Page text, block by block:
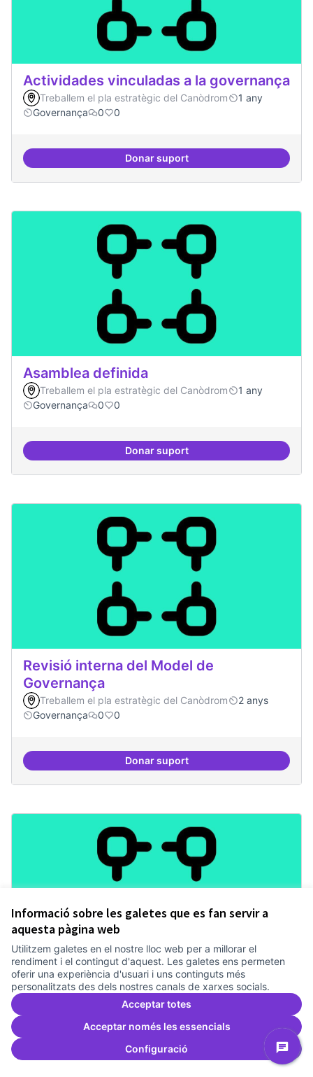
Informació sobre les galetes que es fan servir a
aquesta pàgina web
Utilitzem galetes en el nostre lloc web per a millorar el
rendiment i el contingut d'aquest. Les galetes ens permeten
oferir una experiència d'usuari i uns continguts més
personalitzats des dels nostres canals de xarxes socials.
Acceptar totes
Acceptar només les essencials
Configuració
Actividades vinculadas a la governança
Treballem el pla estratègic del Canòdrom
1 any
Governança
0 0
Donar suportActividades vinculadas a la
Asamblea definida
Treballem el pla estratègic del Canòdrom
1 any
Governança
0 0
Donar suportAsamblea definida
Revisió interna del Model de
Governança
Treballem el pla estratègic del Canòdrom
2 anys
Governança
0 0
Donar suportRevisió interna del Model de
Mecanismes de gpvernança
compartits
Treballem el pla estratègic del Canòdrom
Governança
0 0